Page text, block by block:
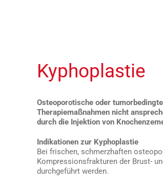
Kyphoplastie
Osteoporotische oder
Therapiemaßnahmen nicht
durch die Injektion von
Indikationen zur Kyphoplastie
Bei frischen, schmerzhaften
Kompressionsfrakturen der Brust-
durchgeführt werden.